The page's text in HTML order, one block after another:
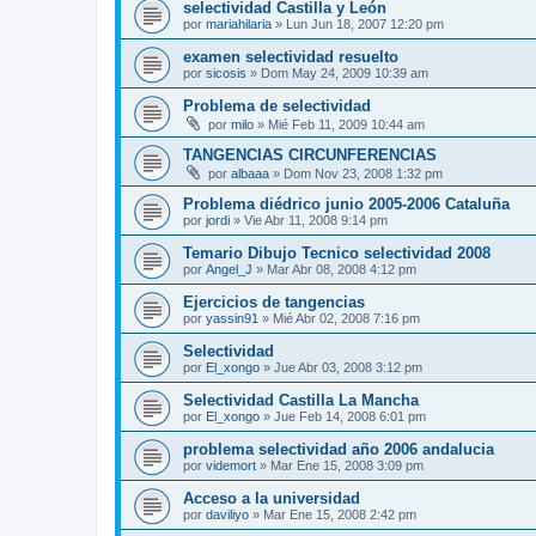
selectividad Castilla y León
por mariahilaria » Lun Jun 18, 2007 12:20 pm
examen selectividad resuelto
por sicosis » Dom May 24, 2009 10:39 am
Problema de selectividad
por milo » Mié Feb 11, 2009 10:44 am
TANGENCIAS CIRCUNFERENCIAS
por albaaa » Dom Nov 23, 2008 1:32 pm
Problema diédrico junio 2005-2006 Cataluña
por jordi » Vie Abr 11, 2008 9:14 pm
Temario Dibujo Tecnico selectividad 2008
por Angel_J » Mar Abr 08, 2008 4:12 pm
Ejercicios de tangencias
por yassin91 » Mié Abr 02, 2008 7:16 pm
Selectividad
por El_xongo » Jue Abr 03, 2008 3:12 pm
Selectividad Castilla La Mancha
por El_xongo » Jue Feb 14, 2008 6:01 pm
problema selectividad año 2006 andalucia
por videmort » Mar Ene 15, 2008 3:09 pm
Acceso a la universidad
por daviliyo » Mar Ene 15, 2008 2:42 pm